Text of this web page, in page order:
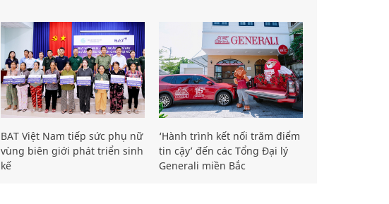
BAT Việt Nam tiếp sức phụ nữ
vùng biên giới phát triển sinh
kế
‘Hành trình kết nối trăm điểm
tin cậy’ đến các Tổng Đại lý
Generali miền Bắc